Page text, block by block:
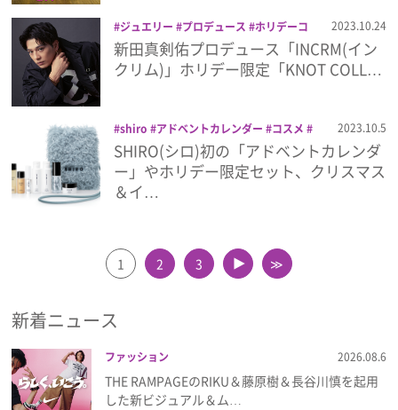
ジュエリー プロデュース
ホリデーコ
レクション 新田真剣佑
2023.10.24
新田真剣佑プロデュース「INCRM(イン
クリム)」ホリデー限定「KNOT COLL…
shiro アドベントカレンダー
コスメ
スキンケア ホリデーコレクション
ホリ
デーコレクション2023 香水
2023.10.5
SHIRO(シロ)初の「アドベントカレンダ
ー」やホリデー限定セット、クリスマス
＆イ…
1 2 3 ▲ ≫
新着ニュース
ファッション 2026.08.6
THE RAMPAGEのRIKU＆藤原樹＆長谷川慎を起用
した新ビジュアル＆ム…